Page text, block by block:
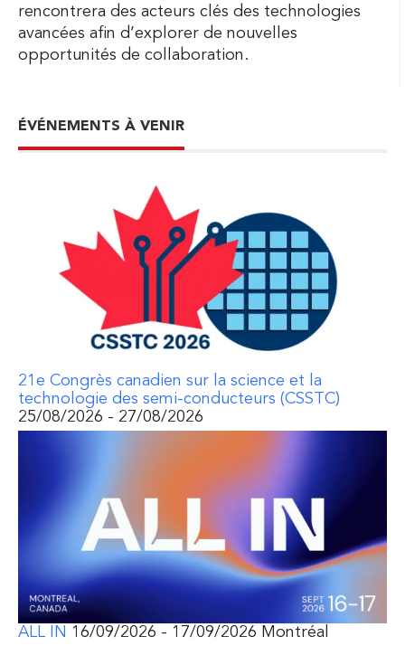
rencontrera des acteurs clés des technologies
avancées afin d’explorer de nouvelles
opportunités de collaboration.
ÉVÉNEMENTS À VENIR
21e Congrès canadien sur la science et la
technologie des semi-conducteurs (CSSTC)
25/08/2026 - 27/08/2026
ALL IN 16/09/2026 - 17/09/2026 Montréal